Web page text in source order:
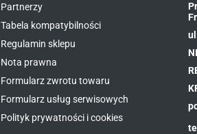
Partnerzy
Tabela kompatybilności
Regulamin sklepu
Nota prawna
Formularz zwrotu towaru
Formularz usług serwisowych
Polityk prywatności i cookies